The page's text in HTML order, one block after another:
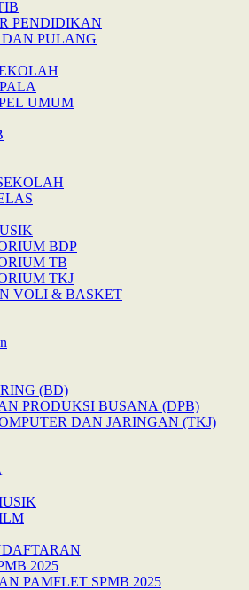
PENDIDIKAN
PULANG
UMUM
BDP
TB
TKJ
VOLI & BASKET
(BD)
PRODUKSI BUSANA (DPB)
DAN JARINGAN (TKJ)
2025
PAMFLET SPMB 2025